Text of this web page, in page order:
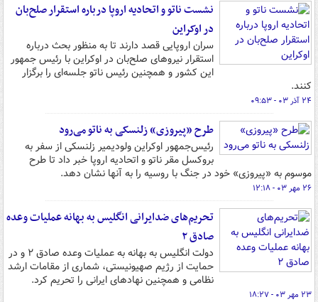
نشست ناتو و اتحادیه اروپا درباره استقرار صلح‌بان
در اوکراین
سران اروپایی قصد دارند تا به منظور بحث درباره
استقرار نیروهای صلح‌بان در اوکراین با رئیس جمهور
این کشور و همچنین رئیس ناتو جلسه‌ای را برگزار
کنند.
۲۴ آذر ۰۳ - ۰۹:۵۳
طرح «پیروزی» زلنسکی به ناتو می‌رود
رئیس‌جمهور اوکراین ولودیمیر زلنسکی از سفر به
بروکسل مقر ناتو و اتحادیه اروپا خبر داد تا طرح
موسوم به «پیروزی» خود در جنگ با روسیه را به آنها نشان دهد.
۲۶ مهر ۰۳ - ۱۲:۱۸
تحریم‌های ضدایرانی انگلیس به بهانه عملیات وعده
صادق ۲
دولت انگلیس به بهانه به عملیات وعده صادق ۲ و در
حمایت از رژیم صهیونیستی، شماری از مقامات ارشد
نظامی و همچنین نهادهای ایرانی را تحریم کرد.
۲۳ مهر ۰۳ - ۱۸:۲۷